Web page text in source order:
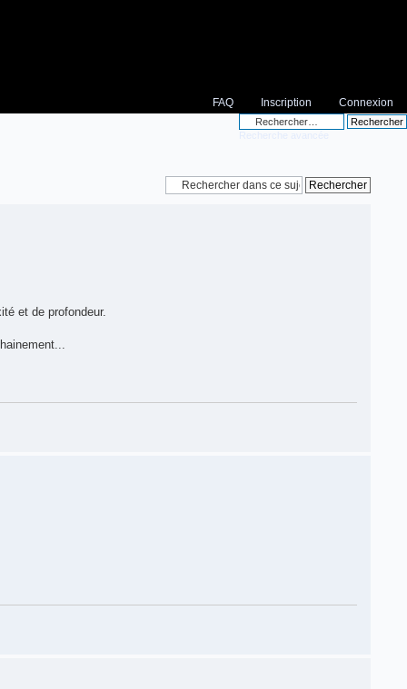
FAQ Inscription Connexion
Recherche avancée
et de profondeur.